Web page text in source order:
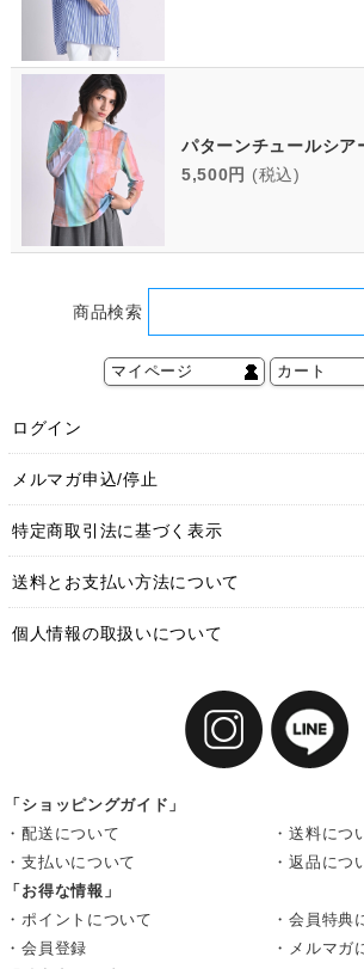
パターンチュールシア
5,500円 (税込)
商品検索
マイページ カート
ログイン
メルマガ申込/停止
特定商取引法に基づく表示
送料とお支払い方法について
個人情報の取扱いについて
「ショッピングガイド」
・配送について
・送料につ
・支払いについて
・返品につ
「お得な情報」
・ポイントについて
・会員特典
・会員登録
・メルマガ